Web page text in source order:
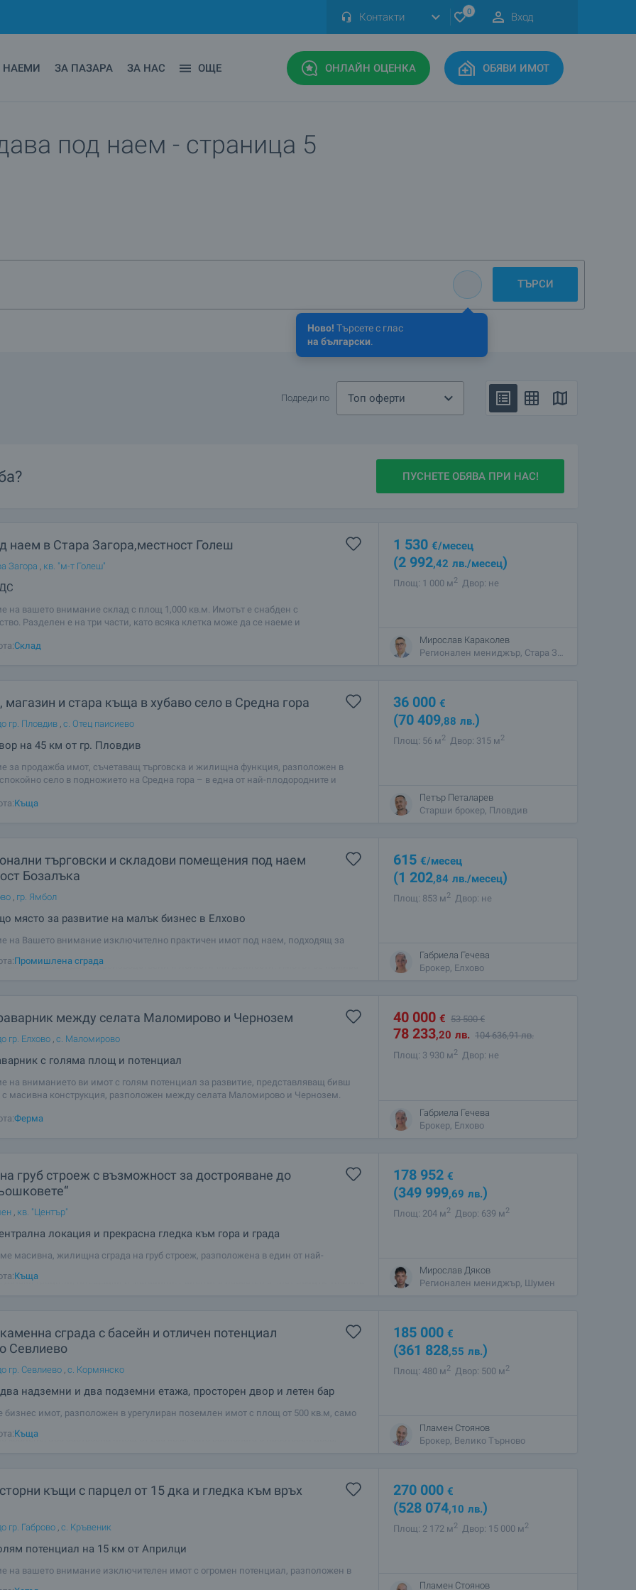
Контакти 0 Вход
НАЕМИ ЗА ПАЗАРА ЗА НАС ОЩЕ ОНЛАЙН ОЦЕНКА ОБЯВИ ИМОТ
под наем - страница 5
Ново! Търсете с глас
на български.
ТЪРСИ
Подреди по Топ оферти
ПУСНЕТЕ ОБЯВА ПРИ НАС!
наем в Стара Загора,местност Голеш
Загора , кв. "м-т Голеш"
на вашето внимание склад с площ 1,000 кв.м. Имотът е снабден с
Разделен е на три части, като всяка клетка може да се наеме и
за вас време. За
Склад
1 530 €/месец
(2 992,42 лв./месец)
Площ: 1 000 м2 Двор: не
Мирослав Караколев
Регионален мениджър, Стара Загора
магазин и стара къща в хубаво село в Средна гора
гр. Пловдив , с. Отец паисиево
на 45 км от гр. Пловдив
за продажба имот, съчетаващ търговска и жилищна функция, разположен в
село в подножието на Средна гора – в една от най-плодородните и
втория по големина
Къща
36 000 €
(70 409,88 лв.)
Площ: 56 м2 Двор: 315 м2
Петър Петаларев
Старши брокер, Пловдив
търговски и складови помещения под наем
Бозалъка
, гр. Ямбол
място за развитие на малък бизнес в Елхово
на Вашето внимание изключително практичен имот под наем, подходящ за
услуги, както и други производствени и логистични дейности. Имотът се намира
Промишлена сграда
615 €/месец
(1 202,84 лв./месец)
Площ: 853 м2 Двор: не
Габриела Гечева
Брокер, Елхово
между селата Маломирово и Чернозем
гр. Елхово , с. Маломирово
с голяма площ и потенциал
на вниманието ви имот с голям потенциал за развитие, представляващ бивш
с масивна конструкция, разположен между селата Маломирово и Чернозем.
здрава
Ферма
40 000 € 53 500€
78 233,20 лв. 104 636,91 лв.
Площ: 3 930 м2 Двор: не
Габриела Гечева
Брокер, Елхово
груб строеж с възможност за дострояване до
, кв. "Център"
локация и прекрасна гледка към гора и града
масивна, жилищна сграда на груб строеж, разположена в един от най-
детски градини, площадки и магазини. Районът е известен с чист въздух, тишина
Къща
178 952 €
(349 999,69 лв.)
Площ: 204 м2 Двор: 639 м2
Мирослав Дяков
Регионален мениджър, Шумен
сграда с басейн и отличен потенциал
Севлиево
гр. Севлиево , с. Кормянско
надземни и два подземни етажа, просторен двор и летен бар
бизнес имот, разположен в урегулиран поземлен имот с площ от 500 кв.м, само
хранене, със застроена площ от 200 кв.м, като разполага с просторен двор,
Къща
185 000 €
(361 828,55 лв.)
Площ: 480 м2 Двор: 500 м2
Пламен Стоянов
Брокер, Велико Търново
къщи с парцел от 15 дка и гледка към връх
гр. Габрово , с. Кръвеник
потенциал на 15 км от Априлци
на вашето внимание изключителен имот с огромен потенциал, разположен в
270 000 €
(528 074,10 лв.)
Площ: 2 172 м2 Двор: 15 000 м2
Пламен Стоянов